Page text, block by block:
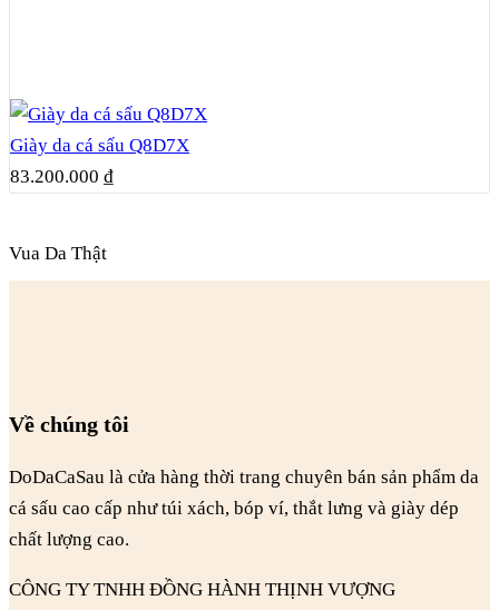
Giày da cá sấu Q8D7X
83.200.000 ₫
Vua Da Thật
Về chúng tôi
DoDaCaSau là cửa hàng thời trang chuyên bán sản phẩm da
cá sấu cao cấp như túi xách, bóp ví, thắt lưng và giày dép
chất lượng cao.
CÔNG TY TNHH ĐỒNG HÀNH THỊNH VƯỢNG